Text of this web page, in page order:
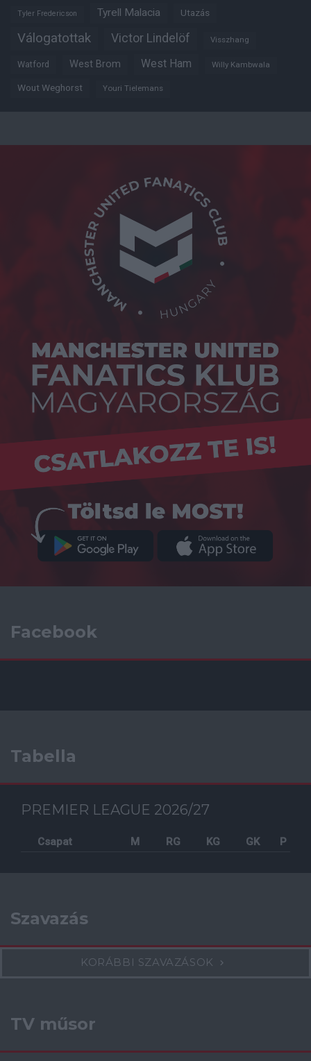
Tyler Fredericson Tyrell Malacia Utazás
Válogatottak Victor Lindelöf Visszhang
Watford West Brom West Ham Willy Kambwala
Wout Weghorst Youri Tielemans
Facebook
Tabella
PREMIER LEAGUE 2026/27
Csapat M RG KG GK P
Szavazás
KORÁBBI SZAVAZÁSOK
TV műsor